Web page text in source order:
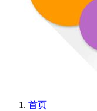
首页